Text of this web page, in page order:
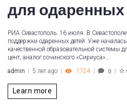
для одаренных
РИА Севастополь. 16 июля. В
поддержки одаренных детей. Уже
качественной образовательной системы
цент, аналог сочинского «Сириуса»…
admin
5 лет ago 1724 0
Learn more